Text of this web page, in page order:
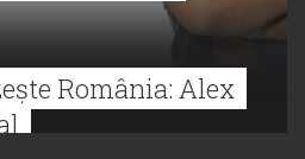
România: Alex